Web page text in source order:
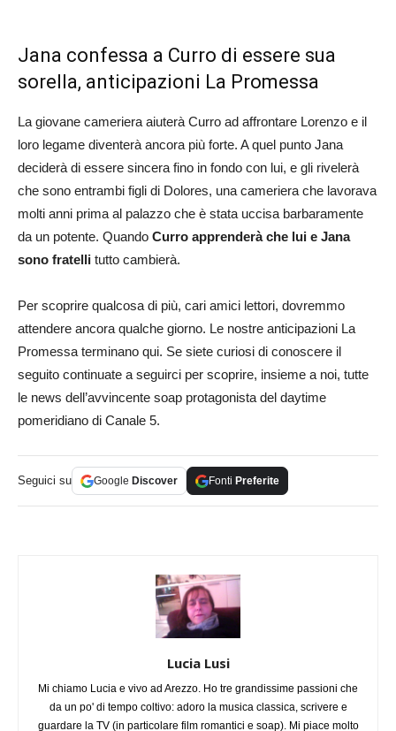
Jana confessa a Curro di essere sua
sorella, anticipazioni La Promessa
La giovane cameriera aiuterà Curro ad affrontare Lorenzo e il
loro legame diventerà ancora più forte. A quel punto Jana
deciderà di essere sincera fino in fondo con lui, e gli rivelerà
che sono entrambi figli di Dolores, una cameriera che lavorava
molti anni prima al palazzo che è stata uccisa barbaramente
da un potente. Quando Curro apprenderà che lui e Jana
sono fratelli tutto cambierà.
Per scoprire qualcosa di più, cari amici lettori, dovremmo
attendere ancora qualche giorno. Le nostre anticipazioni La
Promessa terminano qui. Se siete curiosi di conoscere il
seguito continuate a seguirci per scoprire, insieme a noi, tutte
le news dell’avvincente soap protagonista del daytime
pomeridiano di Canale 5.
Seguici su Google Discover Fonti Preferite
Lucia Lusi
Mi chiamo Lucia e vivo ad Arezzo. Ho tre grandissime passioni che
da un po' di tempo coltivo: adoro la musica classica, scrivere e
guardare la TV (in particolare film romantici e soap). Mi piace molto